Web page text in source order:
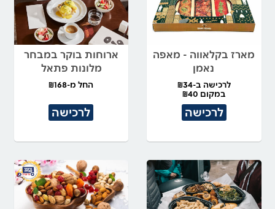
מארז בקלאווה - מאפה
נאמן
לרכישה ב-₪34
במקום ₪40
לרכישה
ארוחות בוקר במבחר
מלונות פתאל
החל מ-₪168
לרכישה